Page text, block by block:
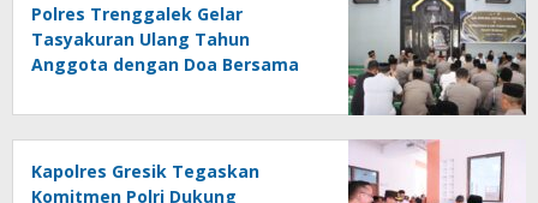
Polres Trenggalek Gelar
Tasyakuran Ulang Tahun
Anggota dengan Doa Bersama
Kapolres Gresik Tegaskan
Komitmen Polri Dukung